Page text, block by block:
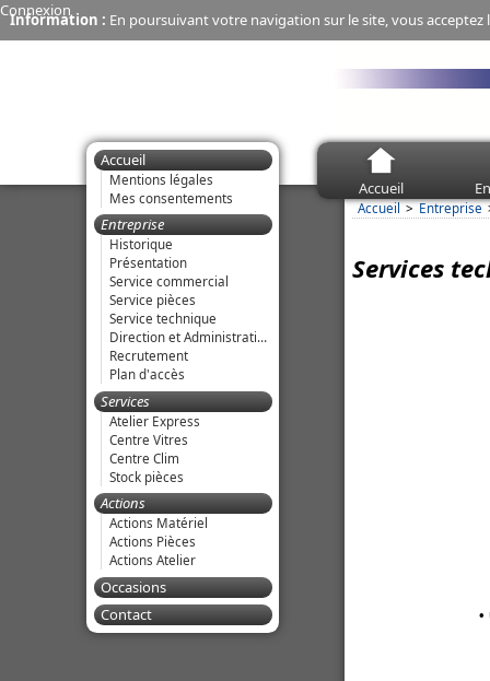
Information : En poursuivant votre navigation sur le site, vous
Connexion
Accueil
Accueil
Mentions légales
Mes consentements
Entreprise
Historique
Présentation
Service commercial
Service pièces
Service technique
Direction et Administration
Recrutement
Plan d'accès
Services
Atelier Express
Centre Vitres
Centre Clim
Stock pièces
Actions
Actions Matériel
Actions Pièces
Actions Atelier
Occasions
Contact
Accueil Entreprise
Services
•